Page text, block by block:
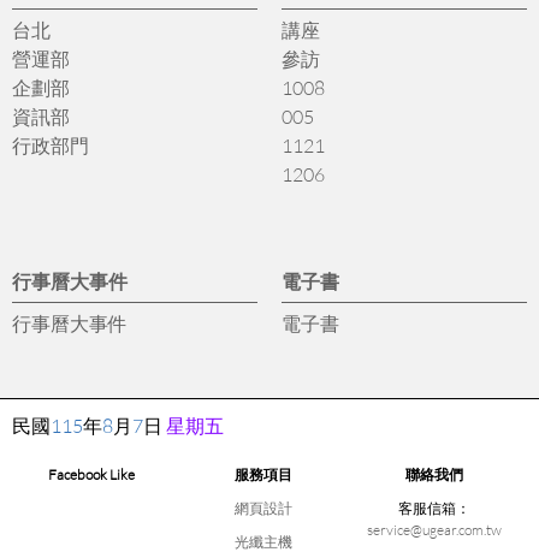
台北
營運部
企劃部
資訊部
行政部門
講座
參訪
1008
005
1121
1206
行事曆大事件
行事曆大事件
電子書
電子書
民國115年8月 7日 星期五
Facebook Like
服務項目
網頁設計
光纖主機
聯絡我們
客服信箱：
service@ugear.com.tw